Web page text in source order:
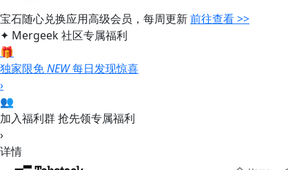
宝石随心兑换应用高级会员 ，每周更新前往查看 >>
✦ Mergeek 社区专属福利
🎁
独家限免NEW每日发现惊喜
›
👥
加入福利群抢先领专属福利
›
详情